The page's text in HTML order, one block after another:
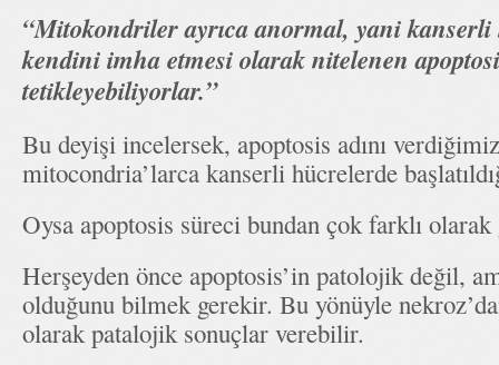
“Mitokondriler ayrıca anormal, yani
kendini imha etmesi olarak nitelenen
tetikleyebiliyorlar.”
Bu deyişi incelersek, apoptosis adını
mitocondria’larca kanserli hücrelerde
Oysa apoptosis süreci bundan çok farklı
Herşeyden önce apoptosis’in patolojik değil,
olduğunu bilmek gerekir. Bu yönüyle
olarak patalojik sonuçlar verebilir.